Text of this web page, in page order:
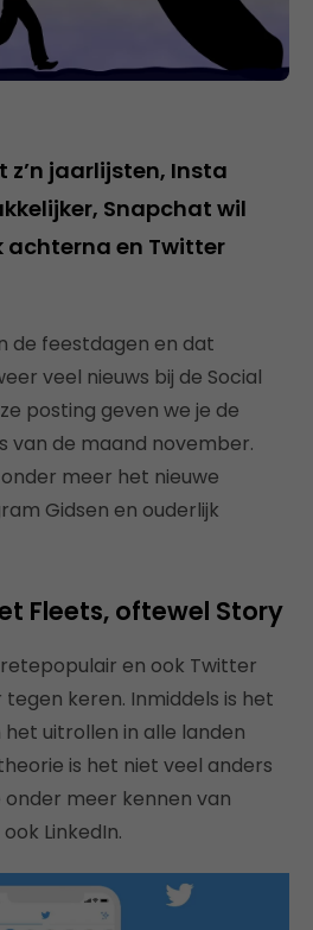
z’n jaarlijsten, Insta
Snapchat wil
achterna en Twitter
de feestdagen en dat
veel nieuws bij de Social
posting geven we je de
van de maand november.
meer het nieuwe
Gidsen en ouderlijk
Fleets, oftewel Story
en ook Twitter
keren. Inmiddels is het
het uitrollen in alle landen
is het niet veel anders
onder meer kennen van
LinkedIn.